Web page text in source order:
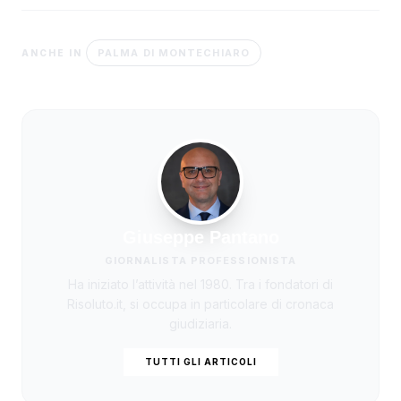
ANCHE IN PALMA DI MONTECHIARO
Giuseppe Pantano
TUTTI GLI ARTICOLI